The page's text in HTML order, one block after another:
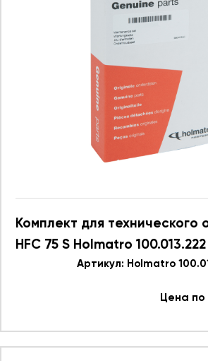
Комплект для технического
HFC 75 S Holmatro 100.013.222
Артикул: Holmatro
Цена по